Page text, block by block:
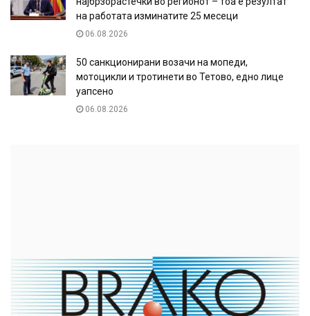
на работата изминатите 25 месеци
06.08.2026
50 санкционирани возачи на мопеди,
мотоцикли и тротинети во Тетово, едно лице
уапсено
06.08.2026